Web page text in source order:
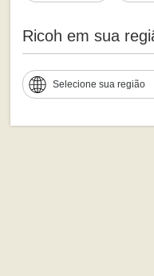
Ricoh em sua
Selecione sua região